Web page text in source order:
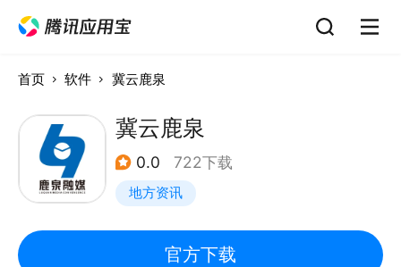
首页 软件 冀云鹿泉
冀云鹿泉
0.0 722下载
地方资讯
官方下载